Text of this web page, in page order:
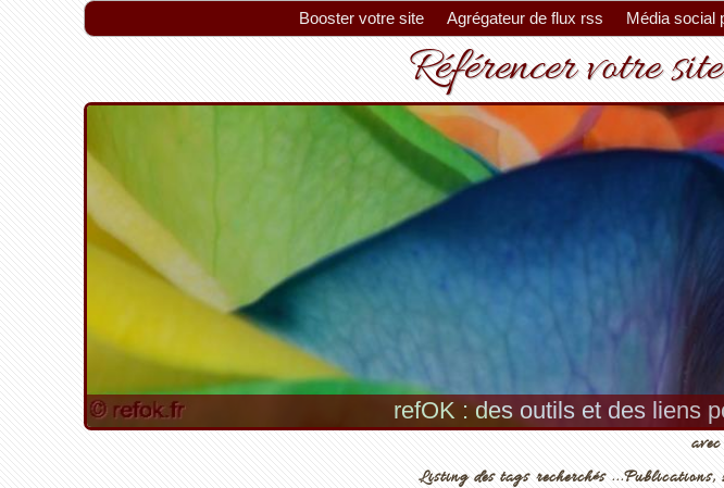
Booster votre site Agrégateur de flux rss Média social
Référencer votre
refOK : des outils et des liens
Listing des tags recherchés